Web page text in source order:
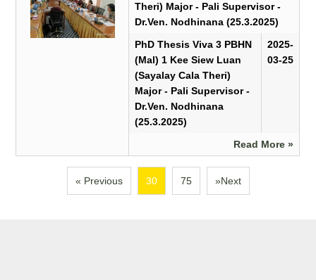
Theri) Major - Pali Supervisor -
Dr.Ven. Nodhinana (25.3.2025)
PhD Thesis Viva 3 PBHN
(Mal) 1 Kee Siew Luan
(Sayalay Cala Theri)
Major - Pali Supervisor -
Dr.Ven. Nodhinana
(25.3.2025)
2025-
03-25
Read More »
« Previous 30 75 »Next